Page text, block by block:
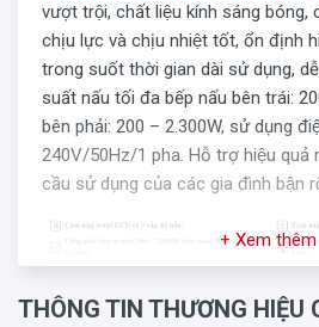
vượt trội, chất liệu kính sáng bóng,
chịu lực và chịu nhiệt tốt, ổn định
trong suốt thời gian dài sử dụng,
suất nấu tối đa bếp nấu bên trái:
bên phải: 200 – 2.300W, sử dụng
240V/50Hz/1 pha. Hỗ trợ hiệu quả
cầu sử dụng của các gia đình bận
+ Xem thêm
THÔNG TIN THƯƠNG HIỆU